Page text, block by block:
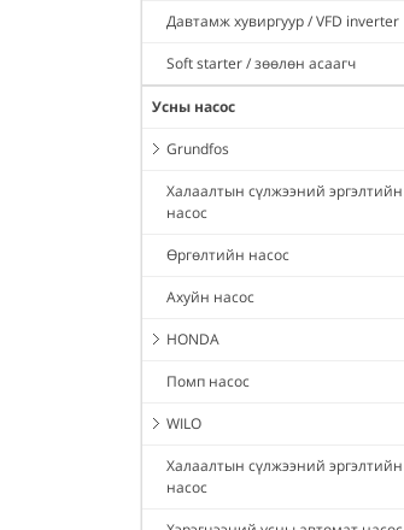
Давтамж хувиргуур / VFD inverter
Soft starter / зөөлөн асаагч
Усны насос
Grundfos
Халаалтын сүлжээний эргэлтийн
насос
Өргөлтийн насос
Ахуйн насос
HONDA
Помп насос
WILO
Халаалтын сүлжээний эргэлтийн
насос